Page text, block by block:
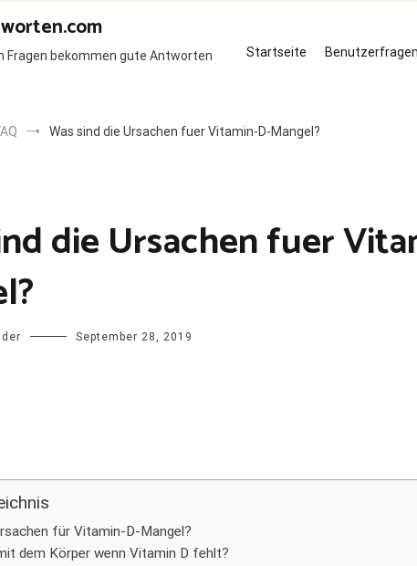
Fragen bekommen gute Antworten Startseite Benutzerfragen
Was sind die Ursachen fuer Vitamin-D-Mangel?
die Ursachen fuer
September 28, 2019
für Vitamin-D-Mangel?
dem Körper wenn Vitamin D fehlt?